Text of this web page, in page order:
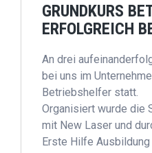
GRUNDKURS
ERFOLGREICH
An drei
bei uns im
Betriebshelfer statt.
Organisiert wurde die
mit New Laser und
Erste Hilfe Ausbildung